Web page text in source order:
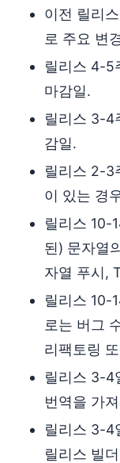
이전 릴리
로 주요 변
릴리스 4-5
마감일.
릴리스 3-4
감일.
릴리스 2-3
이 있는 경
릴리스 10-
된) 문자열
자열 푸시,
릴리스 10-
로는 버그
리팩토링
릴리스 3-4
번역을 가
릴리스 3-4
릴리스 빌